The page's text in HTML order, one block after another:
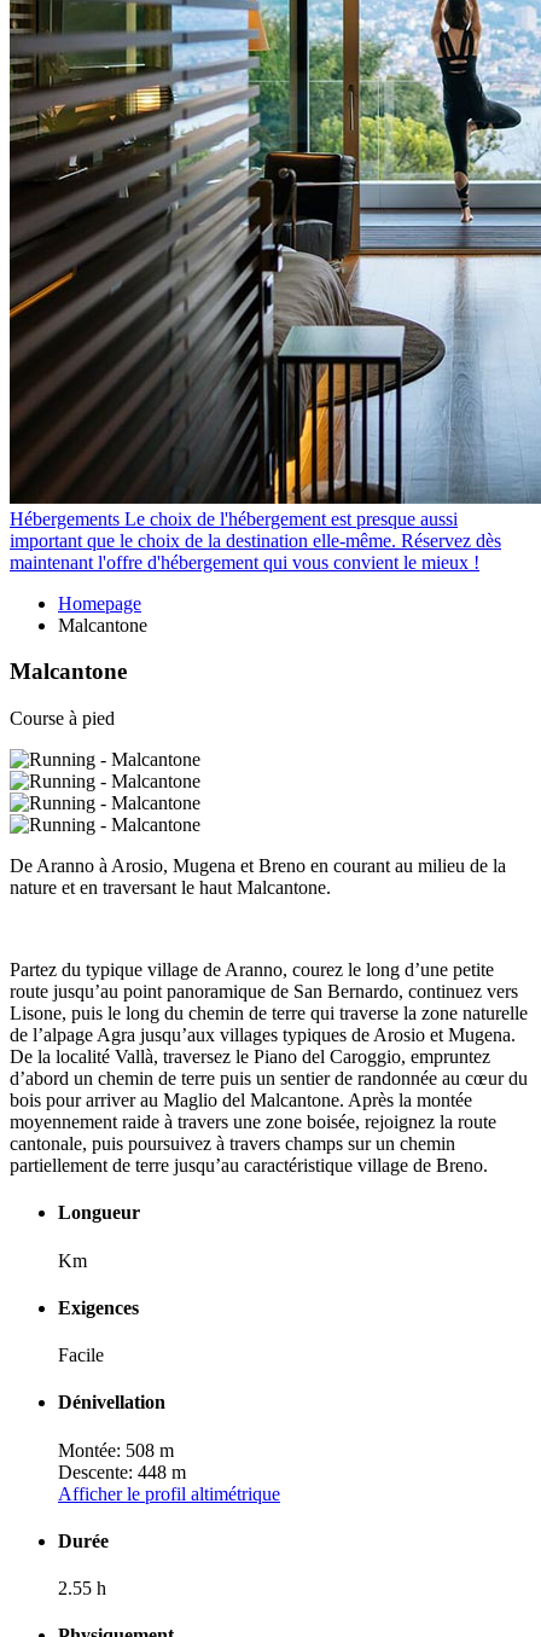
Hébergements Le choix de l'hébergement est presque aussi
important que le choix de la destination elle-même. Réservez dès
maintenant l'offre d'hébergement qui vous convient le mieux !
Homepage
Malcantone
Malcantone
Course à pied
De Aranno à Arosio, Mugena et Breno en courant au milieu de la
nature et en traversant le haut Malcantone.
Partez du typique village de Aranno, courez le long d’une petite
route jusqu’au point panoramique de San Bernardo, continuez vers
Lisone, puis le long du chemin de terre qui traverse la zone naturelle
de l’alpage Agra jusqu’aux villages typiques de Arosio et Mugena.
De la localité Vallà, traversez le Piano del Caroggio, empruntez
d’abord un chemin de terre puis un sentier de randonnée au cœur du
bois pour arriver au Maglio del Malcantone. Après la montée
moyennement raide à travers une zone boisée, rejoignez la route
cantonale, puis poursuivez à travers champs sur un chemin
partiellement de terre jusqu’au caractéristique village de Breno.
Longueur
Km
Exigences
Facile
Dénivellation
Montée: 508 m
Descente: 448 m
Afficher le profil altimétrique
Durée
2.55 h